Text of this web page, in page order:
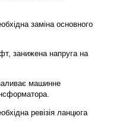
заміна основного
занижена напруга на
машинне
ревізія ланцюга